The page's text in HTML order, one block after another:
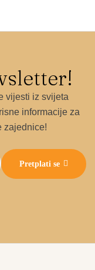
vijesti iz svijeta
informacije za
zajednice!
Pretplati se